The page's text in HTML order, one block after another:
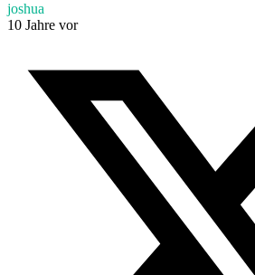
joshua
10 Jahre vor